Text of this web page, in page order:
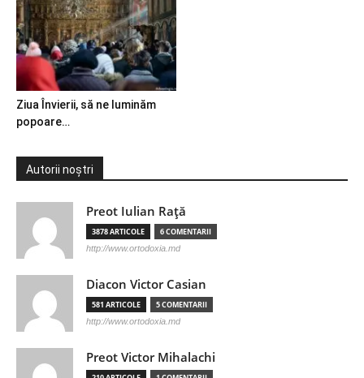
Ziua Învierii, să ne luminăm
popoare…
Autorii noștri
Preot Iulian Raţă
3878 ARTICOLE 6 COMENTARII
http://www.ortodoxia.md
Diacon Victor Casian
581 ARTICOLE 5 COMENTARII
http://www.ortodoxia.md
Preot Victor Mihalachi